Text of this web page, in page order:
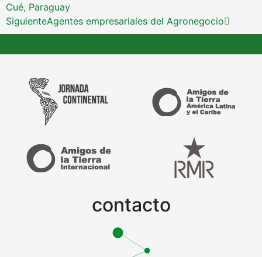
Cué, Paraguay
SiguienteAgentes empresariales del Agronegocio
contacto